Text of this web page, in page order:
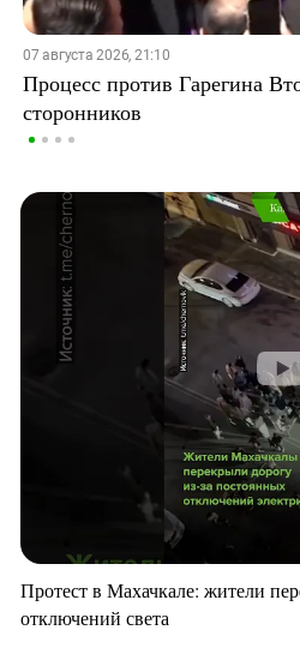
07 августа 2026, 21:10
Процесс против Гарегина
сторонников
Протест в Махачкале: жители
отключений света